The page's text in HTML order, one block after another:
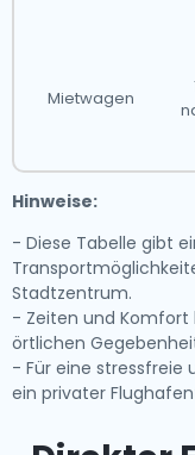
Mietwagen
Hinweise:
- Diese Tabelle gibt
Stadtzentrum.
- Zeiten und Komfort
örtlichen
- Für eine stressfreie
ein privater